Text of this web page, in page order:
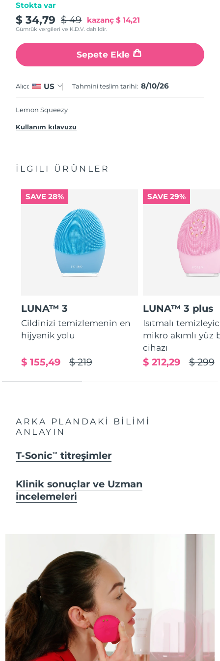
Stokta var
$ 34,79 $ 49 kazanç $ 14,21
Gümrük vergileri ve K.D.V. dahildir.
Sepete Ekle
Alıcı: US Tahmini teslim tarihi: 8/10/26
Lemon Squeezy
Kullanım kılavuzu
İLGILI ÜRÜNLER
SAVE 28%
LUNA™ 3
Cildinizi temizlemenin en
hijyenik yolu
$ 219
$ 155,49
SAVE 29%
LUNA™ 3 plus
Isıtmalı
mikro akımlı yüz
cihazı
$ 299
$ 212,29
ARKA PLANDAKİ BİLİMİ
ANLAYIN
T-SonicTM titreşimler
Klinik sonuçlar ve Uzman
incelemeleri